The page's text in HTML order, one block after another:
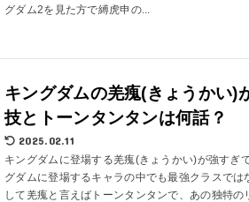
グダム2を見た方で縛虎申の...
キングダムの羌瘣(きょうかい)
技とトーンタンタンは何話？
2025.02.11
キングダムに登場する羌瘣(きょうかい)が強すぎ
グダムに登場するキャラの中でも最強クラスでは
して羌瘣と言えばトーンタンタンで、あの独特の